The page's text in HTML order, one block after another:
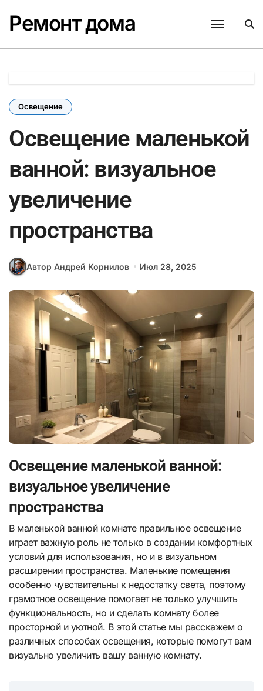
содержанию
Ремонт дома
Освещение
Освещение маленькой
ванной: визуальное
увеличение
пространства
Автор Андрей Корнилов Июл 28, 2025
Освещение маленькой ванной:
визуальное увеличение
пространства
В маленькой ванной комнате правильное освещение
играет важную роль не только в создании комфортных
условий для использования, но и в визуальном
расширении пространства. Маленькие помещения
особенно чувствительны к недостатку света, поэтому
грамотное освещение помогает не только улучшить
функциональность, но и сделать комнату более
просторной и уютной. В этой статье мы расскажем о
различных способах освещения, которые помогут вам
визуально увеличить вашу ванную комнату.